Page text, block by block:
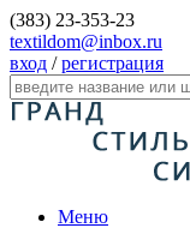
(383) 23-353-23
textildom@inbox.ru
вход /регистрация
Меню